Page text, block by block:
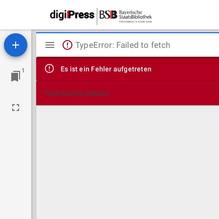
1
Mirador
Viewer
TypeError: Failed to fetch
Es ist ein Fehler aufgetreten
Technische Details